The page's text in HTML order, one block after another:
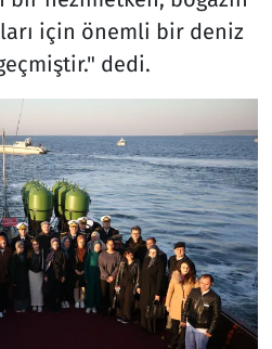
için önemli bir deniz
dedi.